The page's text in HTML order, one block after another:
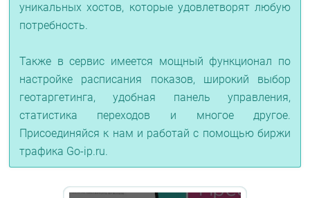
уникальных хостов, которые удовлетворят любую
потребность.
Также в сервис имеется мощный функционал по
настройке расписания показов, широкий выбор
геотаргетинга, удобная панель управления,
статистика переходов и многое другое.
Присоединяйся к нам и работай с помощью биржи
трафика Go-ip.ru.